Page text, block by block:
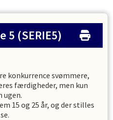
5 (SERIE5)
konkurrence svømmere,
færdigheder, men kun
ugen.
15 og 25 år, og der stilles